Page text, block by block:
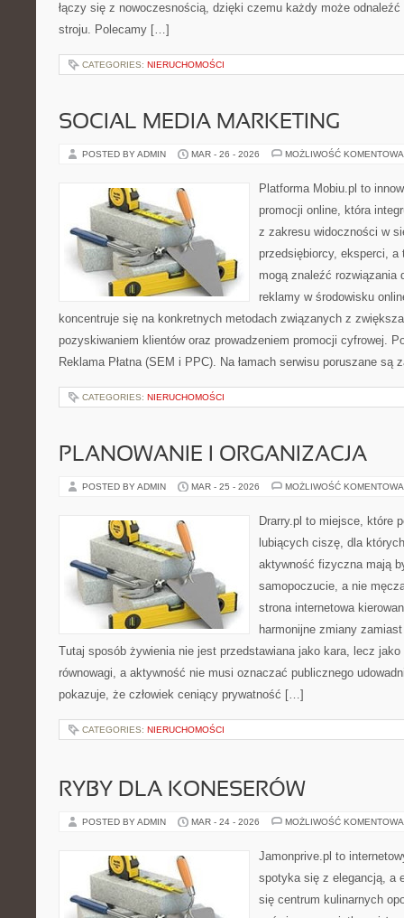
łączy się z nowoczesnością, dzięki czemu każdy może
stroju. Polecamy […]
CATEGORIES: NIERUCHOMOŚCI
SOCIAL MEDIA MARKETING
POSTED BY ADMIN MAR - 26 - 2026 MOŻLIWOŚĆ
Platforma Mobiu.pl to
promocji online, która
z zakresu widoczności w
przedsiębiorcy, eksperci,
mogą znaleźć rozwiązania
reklamy w środowisku
koncentruje się na konkretnych metodach związanych z
pozyskiwaniem klientów oraz prowadzeniem promocji cyfrowej.
Reklama Płatna (SEM i PPC). Na łamach serwisu poruszane
CATEGORIES: NIERUCHOMOŚCI
PLANOWANIE I ORGANIZACJA
POSTED BY ADMIN MAR - 25 - 2026 MOŻLIWOŚĆ
Drarry.pl to miejsce, które
lubiących ciszę, dla
aktywność fizyczna mają
samopoczucie, a nie
strona internetowa
harmonijne zmiany
Tutaj sposób żywienia nie jest przedstawiana jako kara, lecz jako
równowagi, a aktywność nie musi oznaczać publicznego
pokazuje, że człowiek ceniący prywatność […]
CATEGORIES: NIERUCHOMOŚCI
RYBY DLA KONESERÓW
POSTED BY ADMIN MAR - 24 - 2026 MOŻLIWOŚĆ
Jamonprive.pl to
spotyka się z elegancją, a
się centrum kulinarnych